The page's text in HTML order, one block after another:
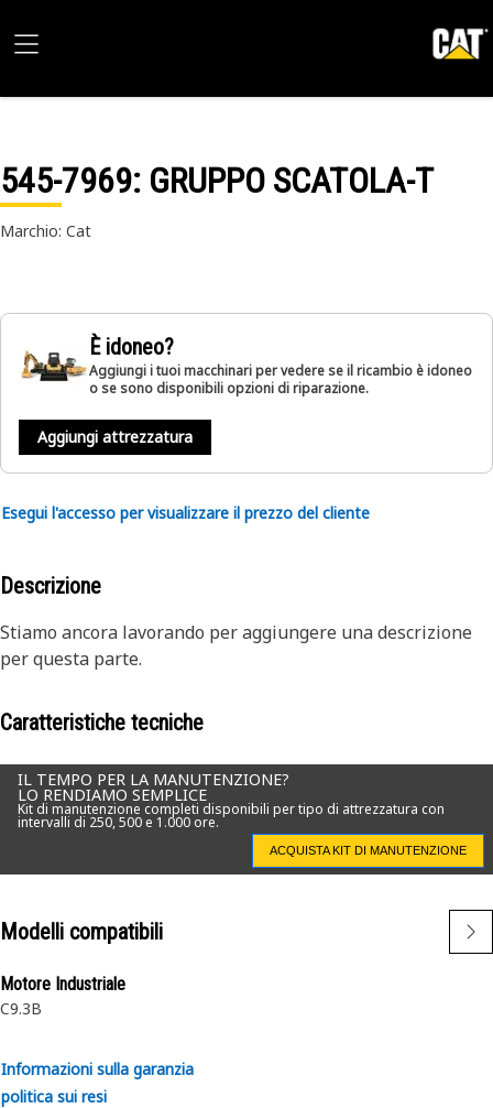
545-7969: GRUPPO SCATOLA-T
Marchio: Cat
È idoneo?
Aggiungi i tuoi macchinari per vedere se il ricambio è idoneo
o se sono disponibili opzioni di riparazione.
Aggiungi attrezzatura
Esegui l'accesso per visualizzare il prezzo del cliente
Descrizione
Stiamo ancora lavorando per aggiungere una descrizione
per questa parte.
Caratteristiche tecniche
IL TEMPO PER LA MANUTENZIONE?
LO RENDIAMO SEMPLICE
Kit di manutenzione completi disponibili per tipo di attrezzatura con
intervalli di 250, 500 e 1.000 ore.
ACQUISTA KIT DI MANUTENZIONE
Modelli compatibili
Motore Industriale
C9.3B
Informazioni sulla garanzia
politica sui resi